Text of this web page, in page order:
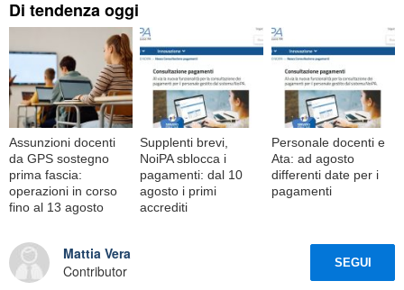
Di tendenza oggi
Assunzioni docenti
da GPS sostegno
prima fascia:
operazioni in corso
fino al 13 agosto
Supplenti brevi,
NoiPA sblocca i
pagamenti: dal 10
agosto i primi
accrediti
Personale docenti e
Ata: ad agosto
differenti date per i
pagamenti
Mattia Vera
Contributor
SEGUI